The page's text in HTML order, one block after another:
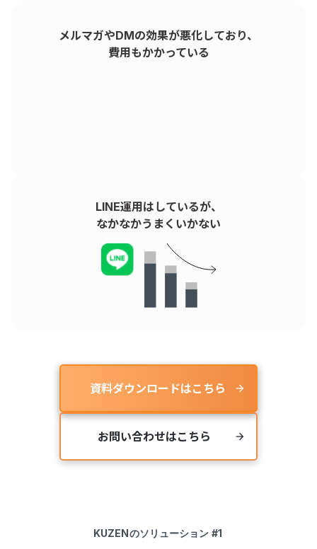
メルマガやDMの効果が悪化しており、
費用もかかっている
LINE運用はしているが、
なかなかうまくいかない
資料ダウンロードはこちら arrow_forward
お問い合わせはこちら arrow_forward
KUZENのソリューション #1